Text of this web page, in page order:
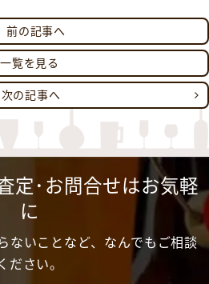
前の記事へ
一覧を見る
次の記事へ
定･お問合せはお気軽
に
ないことなど、なんでもご相談
ださい。